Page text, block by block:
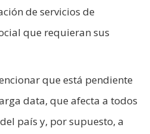
de servicios de
que requieran sus
que está pendiente
data, que afecta a todos
país y, por supuesto, a